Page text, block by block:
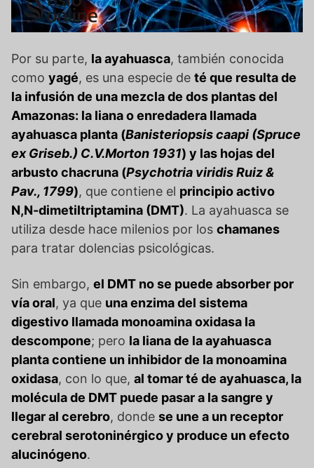
Por su parte, la ayahuasca, también conocida
como yagé, es una especie de té que resulta de
la infusión de una mezcla de dos plantas del
Amazonas: la liana o enredadera llamada
ayahuasca planta (Banisteriopsis caapi (Spruce
ex Griseb.) C.V.Morton 1931) y las hojas del
arbusto chacruna (Psychotria viridisRuiz &
Pav., 1799), que contiene el principio activo
N,N-dimetiltriptamina (DMT). La ayahuasca se
utiliza desde hace milenios por los chamanes
para tratar dolencias psicológicas.
Sin embargo, el DMT no se puede absorber por
vía oral, ya que una enzima del sistema
digestivo llamada monoamina oxidasa la
descompone; pero la liana de la ayahuasca
planta contiene un inhibidor de la monoamina
oxidasa, con lo que, al tomar té de ayahuasca, la
molécula de DMT puede pasar a la sangre y
llegar al cerebro, donde se une a un receptor
cerebral serotoninérgico y produce un efecto
alucinógeno.